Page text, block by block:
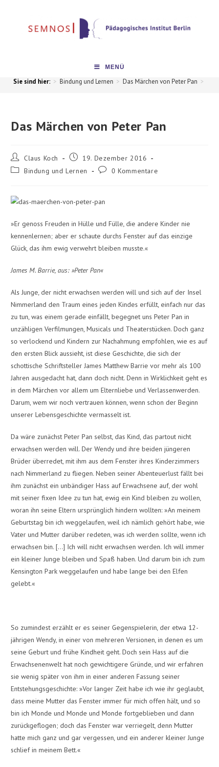
MENÜ
> Bindung und Lernen > Das Märchen von Peter Pan >
Das Märchen von Peter Pan
Claus Koch
19. Dezember 2016
Bindung und Lernen
0 Kommentare
»Er genoss Freuden in Hülle und Fülle, die andere Kinder nie
kennenlernen; aber er schaute durchs Fenster auf das einzige
Glück, das ihm ewig verwehrt bleiben musste.«
James M. Barrie, aus: »Peter Pan«
Als Junge, der nicht erwachsen werden will und sich auf der Insel
Nimmerland den Traum eines jeden Kindes erfüllt, einfach nur das
zu tun, was einem gerade einfällt, begegnet uns Peter Pan in
unzähligen Verfilmungen, Musicals und Theaterstücken. Doch ganz
so verlockend und Kindern zur Nachahmung empfohlen, wie es auf
den ersten Blick aussieht, ist diese Geschichte, die sich der
schottische Schriftsteller James Matthew Barrie vor mehr als 100
Jahren ausgedacht hat, dann doch nicht. Denn in Wirklichkeit geht es
in dem Märchen vor allem um Elternliebe und Verlassenwerden.
Darum, wem wir noch vertrauen können, wenn schon der Beginn
unserer Lebensgeschichte vermasselt ist.
Da wäre zunächst Peter Pan selbst, das Kind, das partout nicht
erwachsen werden will. Der Wendy und ihre beiden jüngeren
Brüder überredet, mit ihm aus dem Fenster ihres Kinderzimmers
nach Nimmerland zu fliegen. Neben seiner Abenteuerlust fällt bei
ihm zunächst ein unbändiger Hass auf Erwachsene auf, der wohl
mit seiner fixen Idee zu tun hat, ewig ein Kind bleiben zu wollen,
woran ihn seine Eltern ursprünglich hindern wollten: »An meinem
Geburtstag bin ich weggelaufen, weil ich nämlich gehört habe, wie
Vater und Mutter darüber redeten, was ich werden sollte, wenn ich
erwachsen bin. […] Ich will nicht erwachsen werden. Ich will immer
ein kleiner Junge bleiben und Spaß haben. Und darum bin ich zum
Kensington Park weggelaufen und habe lange bei den Elfen
gelebt.«
So zumindest erzählt er es seiner Gegenspielerin, der etwa 12-
jährigen Wendy, in einer von mehreren Versionen, in denen es um
seine Geburt und frühe Kindheit geht. Doch sein Hass auf die
Erwachsenenwelt hat noch gewichtigere Gründe, und wir erfahren
sie wenig später von ihm in einer anderen Fassung seiner
Entstehungsgeschichte: »Vor langer Zeit habe ich wie ihr geglaubt,
dass meine Mutter das Fenster immer für mich offen hält, und so
bin ich Monde und Monde und Monde fortgeblieben und dann
zurückgeflogen; doch das Fenster war verriegelt, denn Mutter
hatte mich ganz und gar vergessen, und ein anderer kleiner Junge
schlief in meinem Bett.«